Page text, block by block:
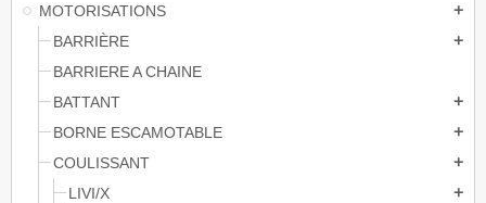
MOTORISATIONS add
BARRIÈRE add
BARRIERE A CHAINE
BATTANT
add
BORNE ESCAMOTABLE add
COULISSANT add
LIVI/X add